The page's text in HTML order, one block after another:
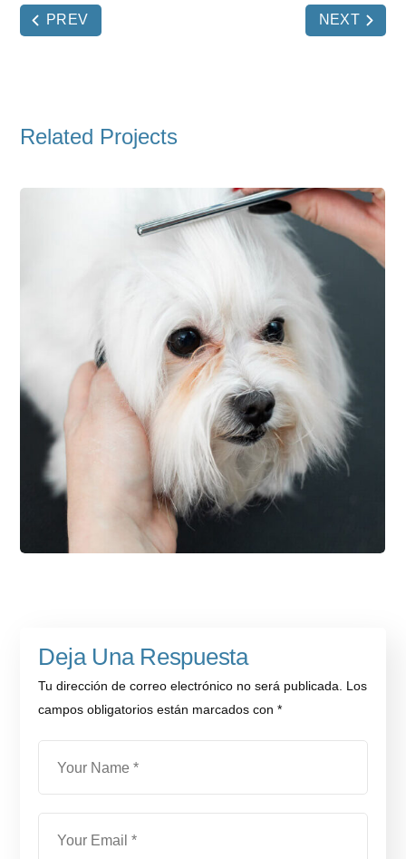
PREV NEXT
Related Projects
Deja Una Respuesta
Tu dirección de correo electrónico no será publicada.
Los
campos obligatorios están marcados con*